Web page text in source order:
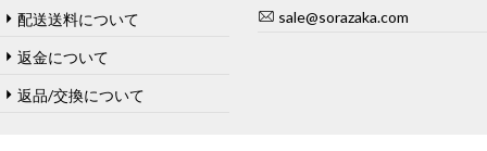
配送送料について
返金について
返品/交換について
sale@sorazaka.com